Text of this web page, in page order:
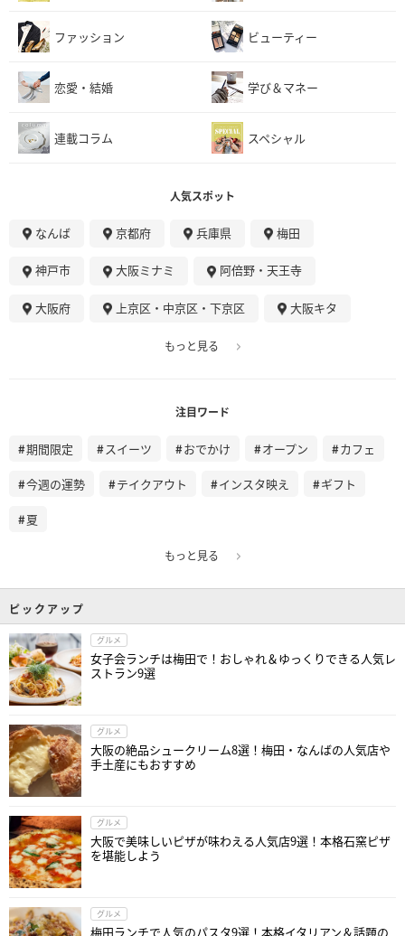
ファッション ビューティー
恋愛・結婚 学び＆マネー
連載コラム スペシャル
人気スポット
なんば 京都府 兵庫県 梅田
神戸市 大阪ミナミ 阿倍野・天王寺
大阪府 上京区・中京区・下京区 大阪キタ
もっと見る
注目ワード
期間限定 スイーツ おでかけ オープン カフェ
今週の運勢 テイクアウト インスタ映え ギフト
夏
もっと見る
ピックアップ
グルメ
女子会ランチは梅田で！おしゃれ＆ゆっくりできる人気レ
ストラン9選
グルメ
大阪の絶品シュークリーム8選！梅田・なんばの人気店や
手土産にもおすすめ
グルメ
大阪で美味しいピザが味わえる人気店9選！本格石窯ピザ
を堪能しよう
グルメ
梅田ランチで人気のパスタ9選！本格イタリアン＆話題の